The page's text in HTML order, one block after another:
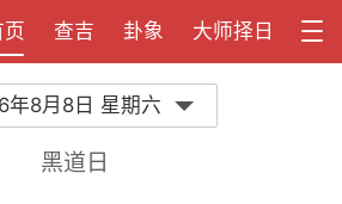
页 查吉 卦象 大师择日
年8月8日 星期六
黑道日